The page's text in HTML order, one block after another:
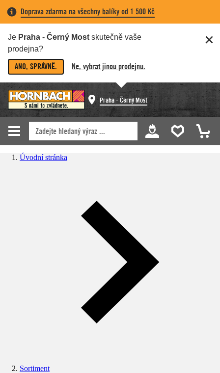
Doprava zdarma na všechny balíky od 1 500 Kč
Je Praha - Černý Most skutečně vaše
prodejna?
ANO, SPRÁVNĚ. Ne, vybrat jinou prodejnu.
Praha - Černý Most
Úvodní stránka
Sortiment